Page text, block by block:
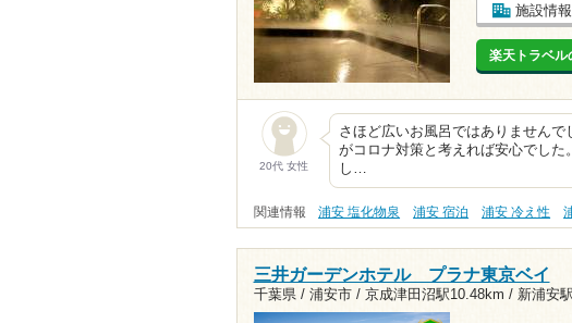
施設情
楽天トラベル
20代 女性
さほど広いお風呂ではありません
がコロナ対策と考えれば安心でした
し…
関連情報 浦安 塩化物泉 浦安 宿泊 浦安 冷え性
三井ガーデンホテル プラナ東京ベイ
千葉県 / 浦安市 / 京成津田沼駅10.48km / 新浦安